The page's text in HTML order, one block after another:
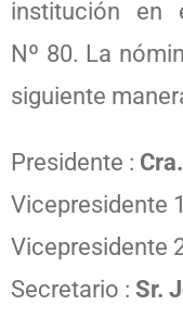
institución en
Nº 80. La
siguiente
Presidente :
Vicepresidente
Vicepresidente
Secretario : Sr.